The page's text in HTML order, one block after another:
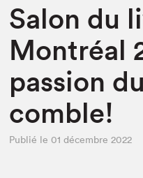
Salon du
Montréal
passion
comble!
Publié le 01 décembre 2022